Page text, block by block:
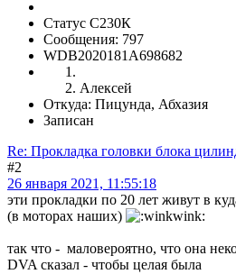
Статус С230К
Сообщения: 797
WDB2020181A698682
Алексей
Откуда: Пицунда, Абхазия
Записан
Re: Прокладка головки блока
#2
26 января 2021, 11:55:18
эти прокладки по 20 лет живут в
(в моторах наших)
так что - маловероятно, что она
DVA сказал - чтобы целая была